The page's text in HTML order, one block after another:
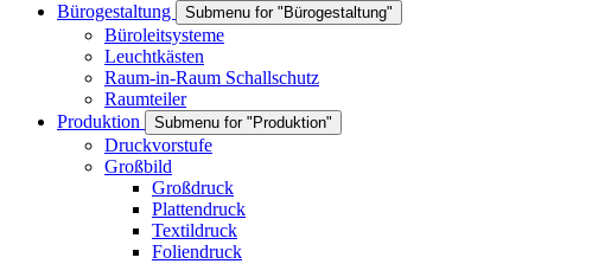
Bürogestaltung
Submenu for "Bürogestaltung"
Büroleitsysteme
Leuchtkästen
Raum-in-Raum Schallschutz
Raumteiler
Produktion
Submenu for "Produktion"
Druckvorstufe
Großbild
Großdruck
Plattendruck
Textildruck
Foliendruck